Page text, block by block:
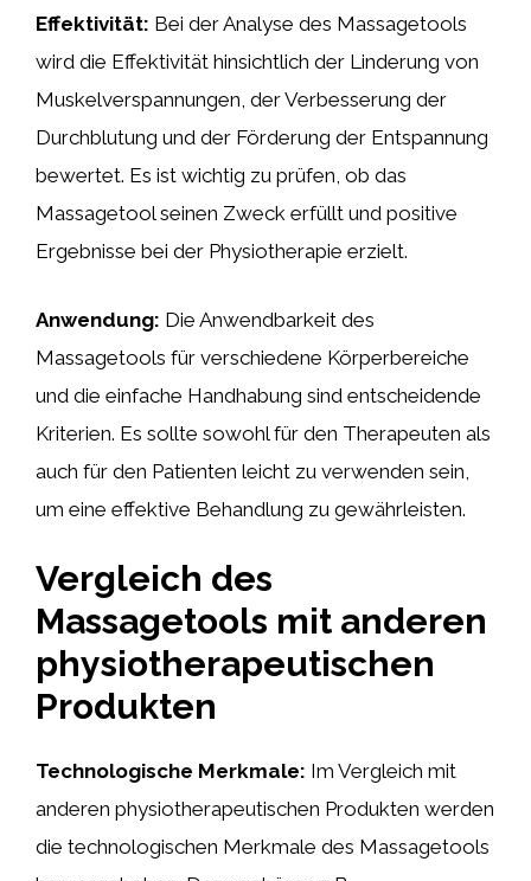
Effektivität: Bei der Analyse des Massagetools
wird die Effektivität hinsichtlich der Linderung von
Muskelverspannungen, der Verbesserung der
Durchblutung und der Förderung der Entspannung
bewertet. Es ist wichtig zu prüfen, ob das
Massagetool seinen Zweck erfüllt und positive
Ergebnisse bei der Physiotherapie erzielt.
Anwendung: Die Anwendbarkeit des
Massagetools für verschiedene Körperbereiche
und die einfache Handhabung sind entscheidende
Kriterien. Es sollte sowohl für den Therapeuten als
auch für den Patienten leicht zu verwenden sein,
um eine effektive Behandlung zu gewährleisten.
Vergleich des
Massagetools mit anderen
physiotherapeutischen
Produkten
Technologische Merkmale: Im Vergleich mit
anderen physiotherapeutischen Produkten werden
die technologischen Merkmale des Massagetools